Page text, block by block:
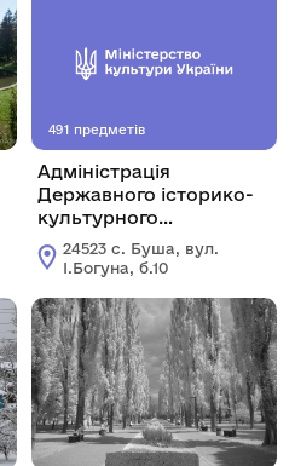
491 предметів
Адміністрація
Державного історико-
культурного
заповідника "Буша"
24523 с. Буша, вул.
І.Богуна, б.10